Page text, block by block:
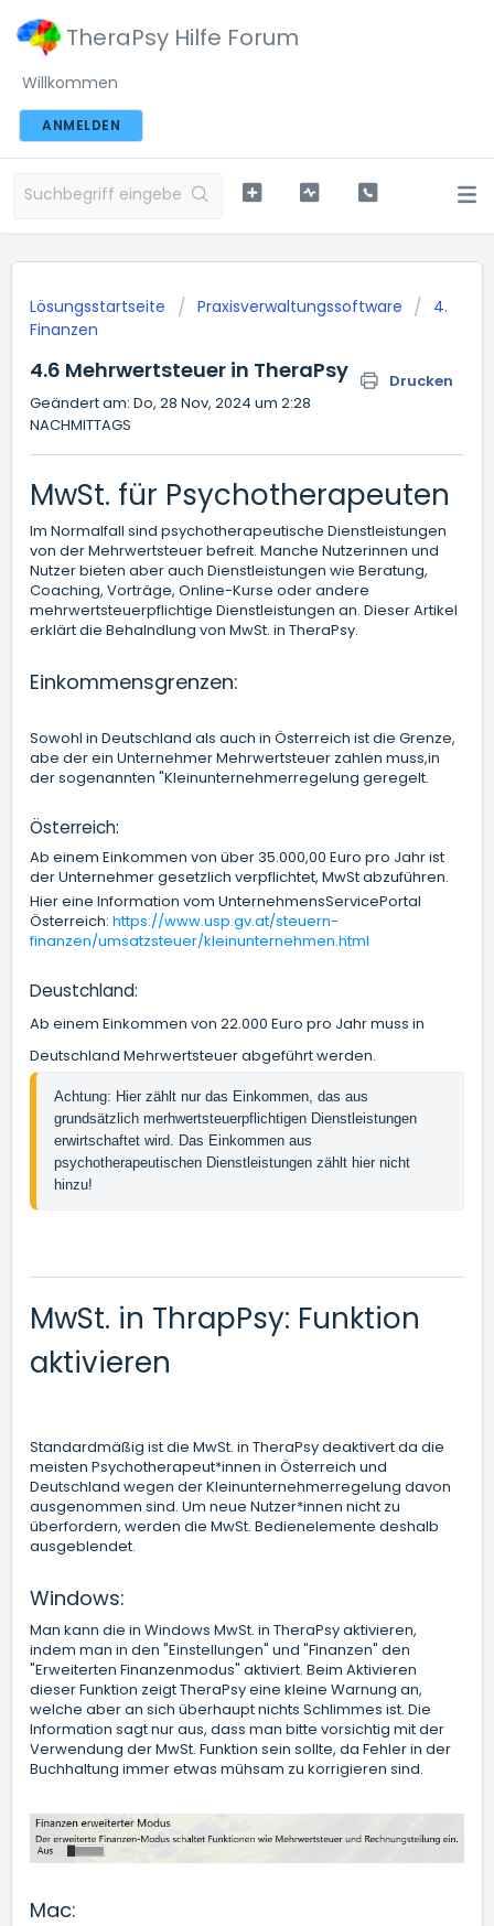
TheraPsy Hilfe Forum
Willkommen
ANMELDEN
Lösungsstartseite Praxisverwaltungssoftware
4.
Finanzen
4.6 Mehrwertsteuer in TheraPsy
Drucken
Geändert am: Do, 28 Nov, 2024 um 2:28
NACHMITTAGS
MwSt. für Psychotherapeuten
Im Normalfall sind psychotherapeutische Dienstleistungen
von der Mehrwertsteuer befreit. Manche Nutzerinnen und
Nutzer bieten aber auch Dienstleistungen wie Beratung,
Coaching, Vorträge, Online-Kurse oder andere
mehrwertsteuerpflichtige Dienstleistungen an. Dieser Artikel
erklärt die Behalndlung von MwSt. in TheraPsy.
Einkommensgrenzen:
Sowohl in Deutschland als auch in Österreich ist die Grenze,
abe der ein Unternehmer Mehrwertsteuer zahlen muss,in
der sogenannten "Kleinunternehmerregelung geregelt.
Österreich:
Ab einem Einkommen von über 35.000,00 Euro pro Jahr ist
der Unternehmer gesetzlich verpflichtet, MwSt abzuführen.
Hier eine Information vom UnternehmensServicePortal
Österreich: https://www.usp.gv.at/steuern-
finanzen/umsatzsteuer/kleinunternehmen.html
Deustchland:
Ab einem Einkommen von 22.000 Euro pro Jahr muss in
Deutschland Mehrwertsteuer abgeführt werden.
Achtung: Hier zählt nur das Einkommen, das aus
grundsätzlich merhwertsteuerpflichtigen Dienstleistungen
erwirtschaftet wird. Das Einkommen aus
psychotherapeutischen Dienstleistungen zählt hier nicht
hinzu!
MwSt. in ThrapPsy: Funktion
aktivieren
Standardmäßig ist die MwSt. in TheraPsy deaktivert da die
meisten Psychotherapeut*innen in Österreich und
Deutschland wegen der Kleinunternehmerregelung davon
ausgenommen sind. Um neue Nutzer*innen nicht zu
überfordern, werden die MwSt. Bedienelemente deshalb
ausgeblendet.
Windows:
Man kann die in Windows MwSt. in TheraPsy aktivieren,
indem man in den "Einstellungen" und "Finanzen" den
"Erweiterten Finanzenmodus" aktiviert. Beim Aktivieren
dieser Funktion zeigt TheraPsy eine kleine Warnung an,
welche aber an sich überhaupt nichts Schlimmes ist. Die
Information sagt nur aus, dass man bitte vorsichtig mit der
Verwendung der MwSt. Funktion sein sollte, da Fehler in der
Buchhaltung immer etwas mühsam zu korrigieren sind.
Mac: